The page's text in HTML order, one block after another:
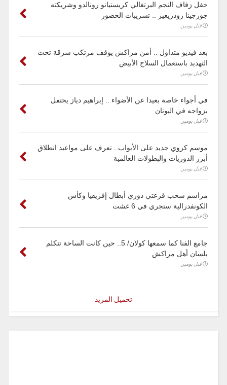
حفل زفاف النجم البرتغالي كريستيانو رونالدو وشريكته
جورجينا رودريغيز .. تسريبات الحضور
قبل يومين
بعد فيديو متداول .. أمن مراكش يوقف مرتكب سرقة تحت
التهديد باستعمال السلاح الأبيض
قبل يومين
في أجواء خاصة بعيدا عن الأضواء .. إبراهيم دياز يحتفل
بزواجه في اليونان
قبل يومين
موسم كروي جديد على الأبواب.. تعرف على مواعيد انطلاق
أبرز الدوريات والبطولات العالمية
قبل يومين
مراسم سحب قرعتي دوري أبطال إفريقيا وكأس
الكونفدرالية ستجري في 6 غشت
قبل يومين
جامع الفنا كما سمعها كولان/ 5.. حين كانت الساحة تتكلم
بلسان أهل مراكش
قبل يومين
تحميل المزيد